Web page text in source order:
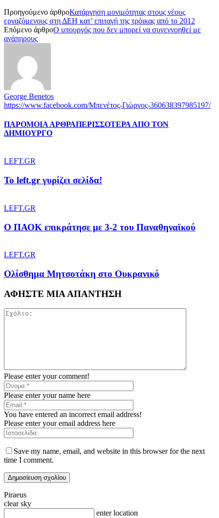
Προηγούμενο άρθροΚατάργηση μονιμότητας στους νέους
εργαζόμενους στη ΔΕΗ κατ’ επιταγή της τρόικας από το 2012
Επόμενο άρθροΟ υπουργός που δεν μπορεί να συνεννοηθεί με
ανάπηρους
George Benetos
https://www.facebook.com/Μπενέτος-Γιώργος-360638397985197/
ΠΑΡΟΜΟΙΑ ΑΡΘΡΑΠΕΡΙΣΣΟΤΕΡΑ ΑΠΟ ΤΟΝ
ΔΗΜΙΟΥΡΓΟ
LEFT.GR
To left.gr γυρίζει σελίδα!
LEFT.GR
Ο ΠΑΟΚ επικράτησε με 3-2 του Παναθηναϊκού
LEFT.GR
Ολίσθημα Μητσοτάκη στο Ουκρανικό
ΑΦΗΣΤΕ ΜΙΑ ΑΠΑΝΤΗΣΗ
Please enter your comment!
Please enter your name here
You have entered an incorrect email address!
Please enter your email address here
Save my name, email, and website in this browser for the next
time I comment.
Piraeus
clear sky
enter location